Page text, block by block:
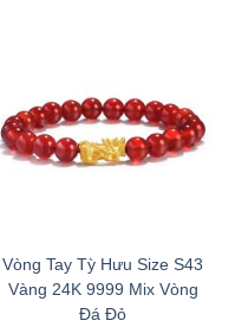
Vòng Tay Tỳ Hưu Size S43
Vàng 24K 9999 Mix Vòng
Đá Đỏ